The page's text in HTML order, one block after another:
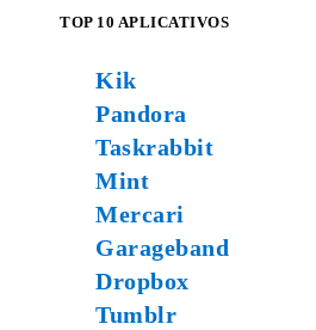
TOP 10 APLICATIVOS
Kik
Pandora
Taskrabbit
Mint
Mercari
Garageband
Dropbox
Tumblr